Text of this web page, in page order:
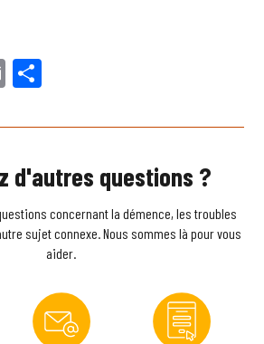
Email
d'autres questions ?
concernant la démence, les troubles
sujet connexe. Nous sommes là pour vous
aider.